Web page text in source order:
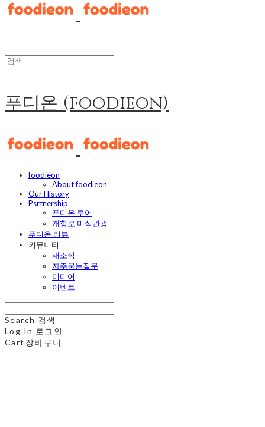
푸디온 (foodieon)
foodieon
About foodieon
Our History
Psrtnership
푸디온 투어
개항로 미식관광
푸디온 리뷰
커뮤니티
새소식
자주묻는질문
미디어
이벤트
Search 검색
Log In 로그인
Cart 장바구니